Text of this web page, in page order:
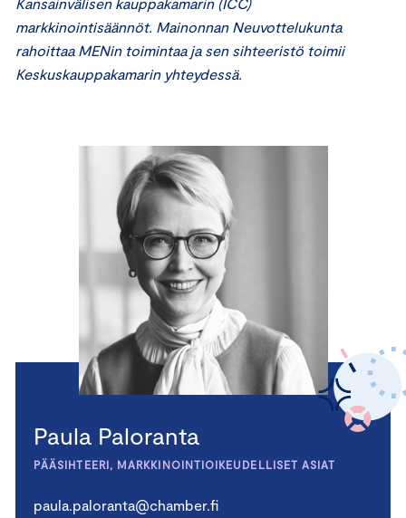
markkinointisäännöt. Mainonnan Neuvottelukunta
rahoittaa MENin toimintaa ja sen sihteeristö toimii
Keskuskauppakamarin yhteydessä.
Paula Paloranta
PÄÄSIHTEERI, MARKKINOINTIOIKEUDELLISET ASIAT
paula.paloranta@chamber.fi